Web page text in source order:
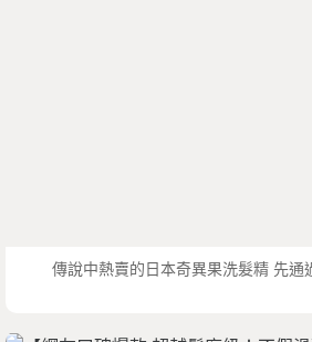
傳說中熱賣的日本奇異果洗髮精 先通